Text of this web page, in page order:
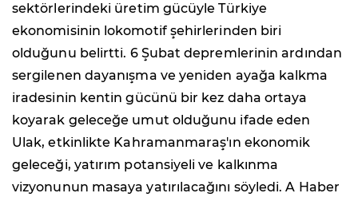
sektörlerindeki üretim gücüyle Türkiye
ekonomisinin lokomotif şehirlerinden biri
olduğunu belirtti. 6 Şubat depremlerinin ardından
sergilenen dayanışma ve yeniden ayağa kalkma
iradesinin kentin gücünü bir kez daha ortaya
koyarak geleceğe umut olduğunu ifade eden
Ulak, etkinlikte Kahramanmaraş'ın ekonomik
geleceği, yatırım potansiyeli ve kalkınma
vizyonunun masaya yatırılacağını söyledi. A Haber